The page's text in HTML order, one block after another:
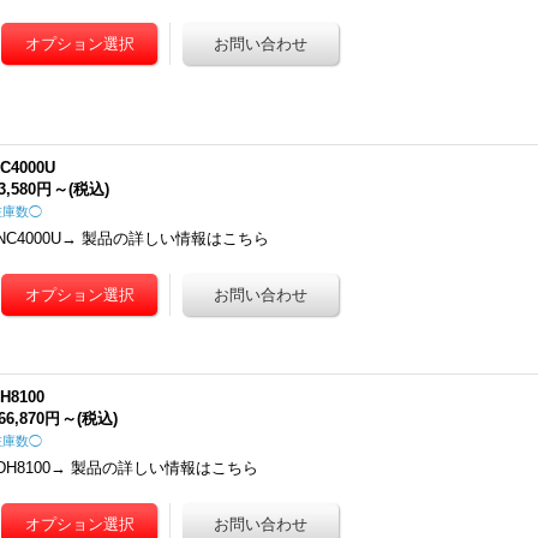
円 ～(税込)
庫数◯
製品の詳しい情報はこちら
円 ～(税込)
庫数◯
製品の詳しい情報はこちら